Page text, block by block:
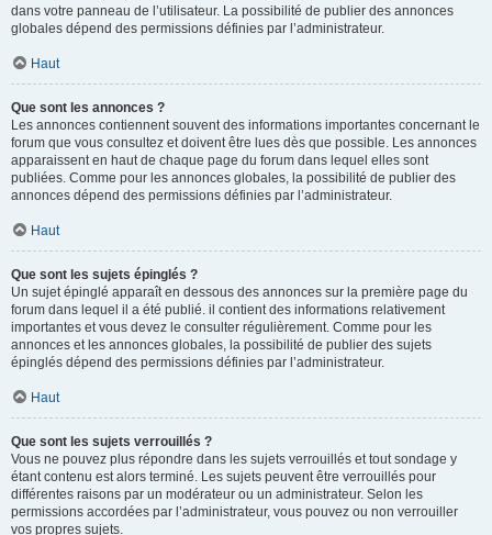
dans votre panneau de l’utilisateur. La possibilité de publier des annonces
globales dépend des permissions définies par l’administrateur.
Haut
Que sont les annonces ?
Les annonces contiennent souvent des informations importantes concernant le
forum que vous consultez et doivent être lues dès que possible. Les annonces
apparaissent en haut de chaque page du forum dans lequel elles sont
publiées. Comme pour les annonces globales, la possibilité de publier des
annonces dépend des permissions définies par l’administrateur.
Haut
Que sont les sujets épinglés ?
Un sujet épinglé apparaît en dessous des annonces sur la première page du
forum dans lequel il a été publié. il contient des informations relativement
importantes et vous devez le consulter régulièrement. Comme pour les
annonces et les annonces globales, la possibilité de publier des sujets
épinglés dépend des permissions définies par l’administrateur.
Haut
Que sont les sujets verrouillés ?
Vous ne pouvez plus répondre dans les sujets verrouillés et tout sondage y
étant contenu est alors terminé. Les sujets peuvent être verrouillés pour
différentes raisons par un modérateur ou un administrateur. Selon les
permissions accordées par l’administrateur, vous pouvez ou non verrouiller
vos propres sujets.